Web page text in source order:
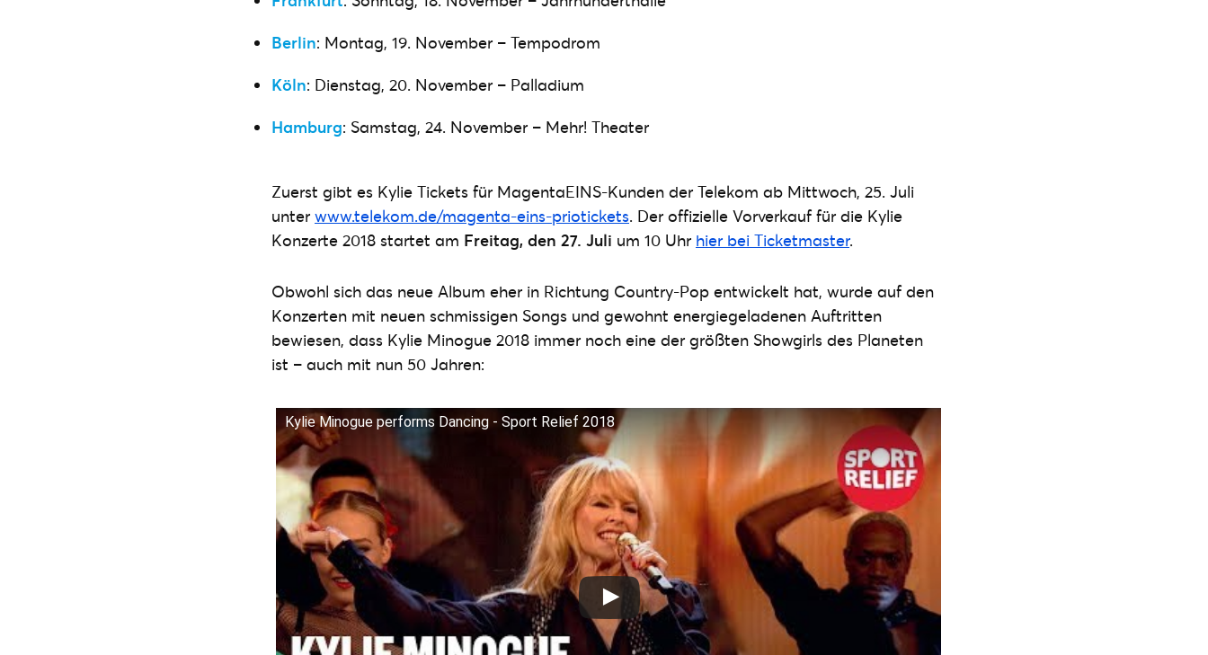
Berlin: Montag, 19. November – Tempodrom
Köln: Dienstag, 20. November – Palladium
Hamburg: Samstag, 24. November – Mehr! Theater
Zuerst gibt es Kylie Tickets für MagentaEINS-Kunden der Telekom ab Mittwoch, 25. Juli
unter www.telekom.de/magenta-eins-priotickets. Der offizielle Vorverkauf für die Kylie
Konzerte 2018 startet am Freitag, den 27. Juli um 10 Uhr hier bei Ticketmaster.
Obwohl sich das neue Album eher in Richtung Country-Pop entwickelt hat, wurde auf den
Konzerten mit neuen schmissigen Songs und gewohnt energiegeladenen Auftritten
bewiesen, dass Kylie Minogue 2018 immer noch eine der größten Showgirls des Planeten
ist – auch mit nun 50 Jahren:
Kylie Minogue performs Dancing - Sport Relief 2018